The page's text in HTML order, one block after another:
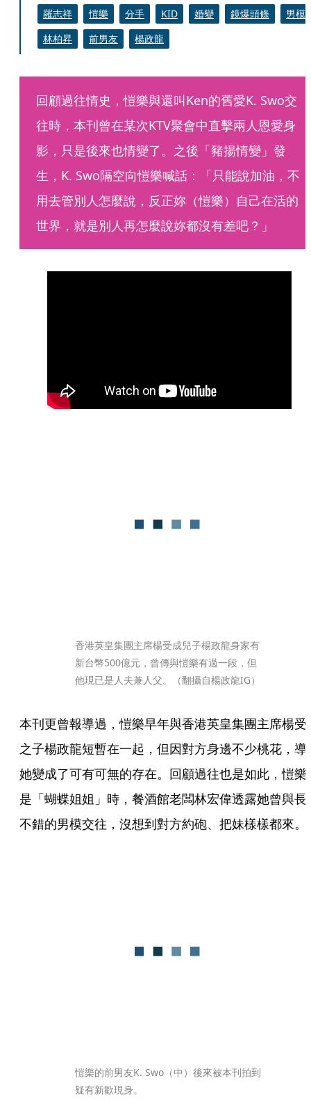
羅志祥 愷樂 分手 KID 婚變 鏡爆頭條
男模
林柏昇
前男友 楊政龍
回顧過往情史，愷樂與還叫Ken的舊愛K. Swo交
往時，本刊曾在某次KTV聚會中直擊兩人恩愛身
影，只是後來也情變了。之後「豬揚情變」發
生，K. Swo隔空向愷樂喊話：「只能說加油，不
用去管別人怎麼說，反正妳（愷樂）自己在活的
世界，就是別人再怎麼說妳都沒有差吧？」
香港英皇集團主席楊受成兒子楊政龍身家有
新台幣500億元，曾傳與愷樂有過一段，但
他現已是人夫兼人父。（翻攝自楊政龍IG）
本刊更曾報導過，愷樂早年與香港英皇集團主席楊受
之子楊政龍短暫在一起，但因對方身邊不少桃花，導
她變成了可有可無的存在。回顧過往也是如此，愷樂
是「蝴蝶姐姐」時，餐酒館老闆林宏偉透露她曾與長
不錯的男模交往，沒想到對方約砲、把妹樣樣都來。
愷樂的前男友K. Swo（中）後來被本刊拍到
疑有新歡現身。